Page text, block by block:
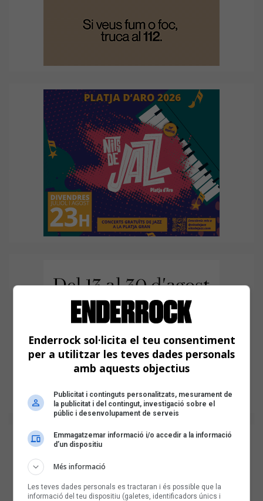
Enderrock sol·licita el teu consentiment
per a utilitzar les teves dades personals
amb aquests objectius
Publicitat i continguts personalitzats, mesurament de
la publicitat i del contingut, investigació sobre el
públic i desenvolupament de serveis
Emmagatzemar informació i/o accedir a la informació
d’un dispositiu
Més informació
Les teves dades personals es tractaran i és possible que la
informació del teu dispositiu (galetes, identificadors únics i